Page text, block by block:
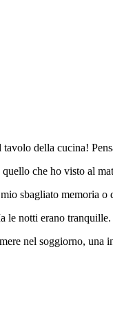
della cucina!
che ho visto al
sbagliato memoria o
le notti erano tranquille.
nel soggiorno, una